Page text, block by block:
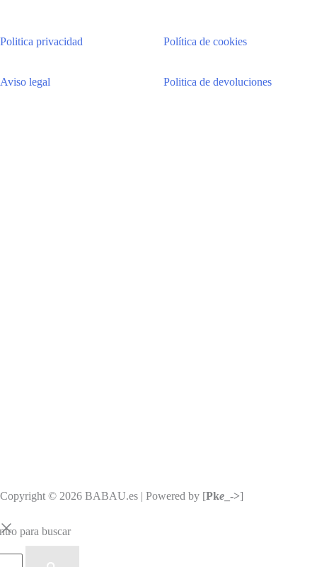
Politica privacidad Política de cookies
Aviso legal Politica de devoluciones
Copyright © 2026 BABAU.es | Powered by [Pke _->]
para buscar